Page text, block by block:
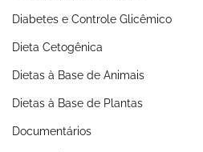
Diabetes e Controle Glicêmico
Dieta Cetogênica
Dietas à Base de Animais
Dietas à Base de Plantas
Documentários